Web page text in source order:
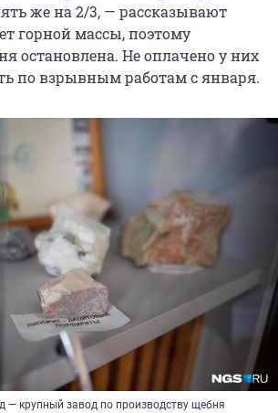
же на 2/3, — рассказывают
горной массы, поэтому
остановлена. Не оплачено у них
по взрывным работам с января.
— крупный завод по производству щебня